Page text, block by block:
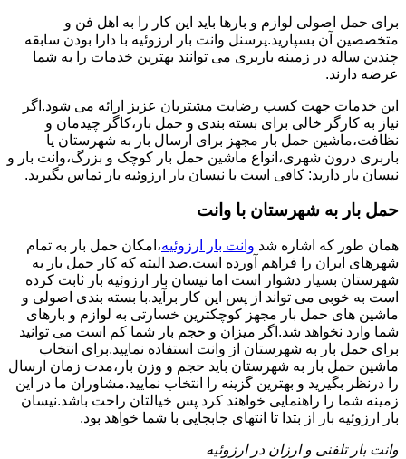
برای حمل اصولی لوازم و بارها باید این کار را به اهل فن و
متخصصین آن بسپارید.پرسنل وانت بار ارزوئیه با دارا بودن سابقه
چندین ساله در زمینه باربری می توانند بهترین خدمات را به شما
عرضه دارند.
این خدمات جهت کسب رضایت مشتریان عزیز ارائه می شود.اگر
نیاز به کارگر خالی برای بسته بندی و حمل بار،کاگر چیدمان و
نظافت،ماشین حمل بار مجهز برای ارسال بار به شهرستان یا
باربری درون شهری،انواع ماشین حمل بار کوچک و بزرگ،وانت بار و
نیسان بار دارید: کافی است با نیسان بار ارزوئیه بار تماس بگیرید.
حمل بار به شهرستان با وانت
همان طور که اشاره شد وانت بار ارزوئیه،امکان حمل بار به تمام
شهرهای ایران را فراهم آورده است.صد البته که کار حمل بار به
شهرستان بسیار دشوار است اما نیسان بار ارزوئیه بار ثابت کرده
است به خوبی می تواند از پس این کار برآید.با بسته بندی اصولی و
ماشین های حمل بار مجهز کوچکترین خسارتی به لوازم و بارهای
شما وارد نخواهد شد.اگر میزان و حجم بار شما کم است می توانید
برای حمل بار به شهرستان از وانت استفاده نمایید.برای انتخاب
ماشین حمل بار به شهرستان باید حجم و وزن بار،مدت زمان ارسال
را درنظر بگیرید و بهترین گزینه را انتخاب نمایید.مشاوران ما در این
زمینه شما را راهنمایی خواهند کرد پس خیالتان راحت باشد.نیسان
بار ارزوئیه بار از بتدا تا انتهای جابجایی با شما خواهد بود.
وانت بار تلفنی و ارزان در ارزوئیه